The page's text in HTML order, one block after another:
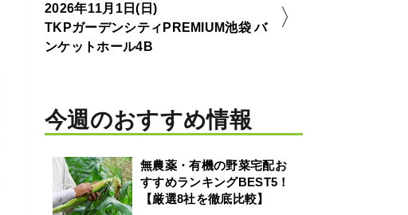
2026年11月1日(日)
TKPガーデンシティPREMIUM池袋 バ
ンケットホール4B
今週のおすすめ情報
無農薬・有機の野菜宅配お
すすめランキングBEST5！
【厳選8社を徹底比較】